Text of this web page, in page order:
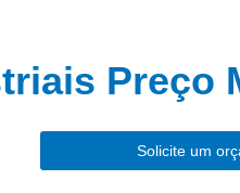
Corrente de Rolo com
Corrente de Rolo
Din
Corrente de Rolo
Preço
Solicite um